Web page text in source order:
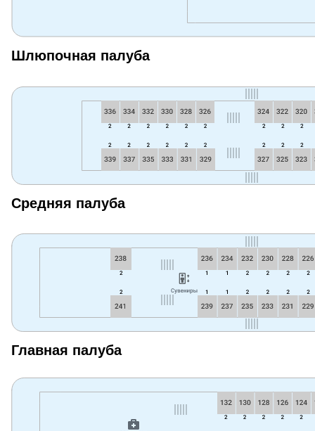
Шлюпочная палуба
Средняя палуба
Главная палуба